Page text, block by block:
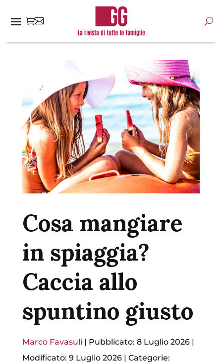
Cosa mangiare
in spiaggia?
Caccia allo
spuntino giusto
Marco Favasuli| Pubblicato: 8 Luglio 2026|
Modificato: 9 Luglio 2026| Categorie: